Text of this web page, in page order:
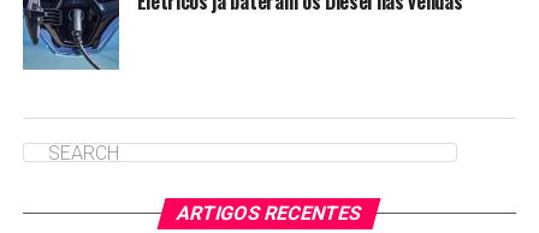
ARTIGOS RECENTES